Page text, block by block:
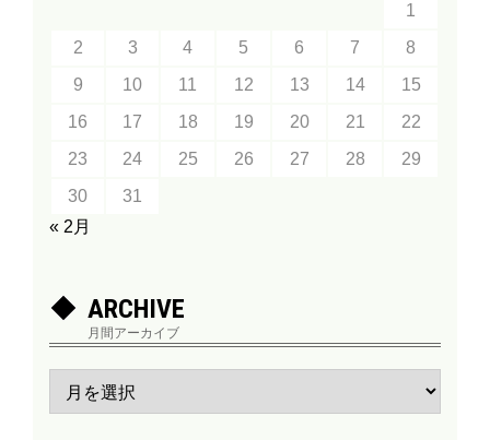
1
2
3 4 5 6 7
8
9
10 11 12 13 14
15
16
17 18 19 20 21
22
23
24 25 26 27 28
29
30
31
« 2月
ARCHIVE
月間アーカイブ